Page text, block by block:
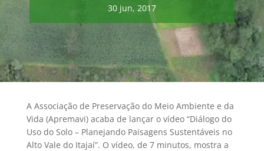
30 jun, 2017
A Associação de Preservação do Meio Ambiente e da
Vida (Apremavi) acaba de lançar o vídeo “Diálogo do
Uso do Solo – Planejando Paisagens Sustentáveis no
Alto Vale do Itajaí”. O vídeo, de 7 minutos, mostra a